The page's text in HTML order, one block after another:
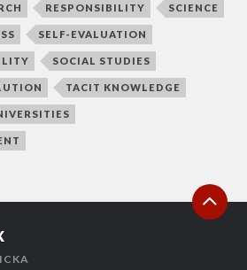
RESPONSIBILITY SCIENCE
SELF-EVALUATION
SOCIAL STUDIES
TACIT KNOWLEDGE